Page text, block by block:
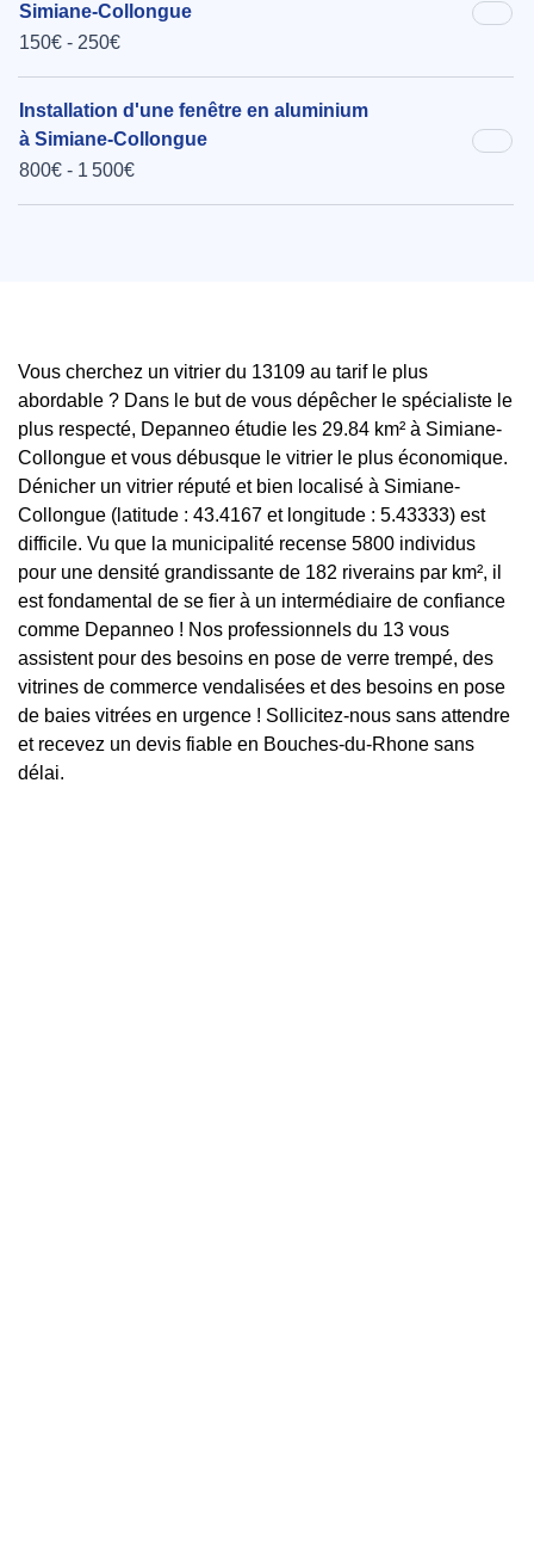
Simiane-Collongue
150€ - 250€
Installation d'une fenêtre en aluminium
à Simiane-Collongue
800€ - 1 500€
Vous cherchez un vitrier du 13109 au tarif le plus
abordable ? Dans le but de vous dépêcher le spécialiste le
plus respecté, Depanneo étudie les 29.84 km² à Simiane-
Collongue et vous débusque le vitrier le plus économique.
Dénicher un vitrier réputé et bien localisé à Simiane-
Collongue (latitude : 43.4167 et longitude : 5.43333) est
difficile. Vu que la municipalité recense 5800 individus
pour une densité grandissante de 182 riverains par km², il
est fondamental de se fier à un intermédiaire de confiance
comme Depanneo ! Nos professionnels du 13 vous
assistent pour des besoins en pose de verre trempé, des
vitrines de commerce vendalisées et des besoins en pose
de baies vitrées en urgence ! Sollicitez-nous sans attendre
et recevez un devis fiable en Bouches-du-Rhone sans
délai.